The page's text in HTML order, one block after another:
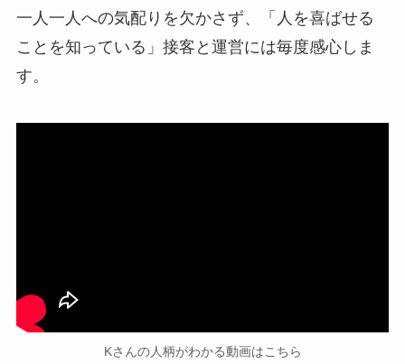
一人一人への気配りを欠かさず、「人を喜ばせる
ことを知っている」接客と運営には毎度感心しま
す。
Kさんの人柄がわかる動画はこちら